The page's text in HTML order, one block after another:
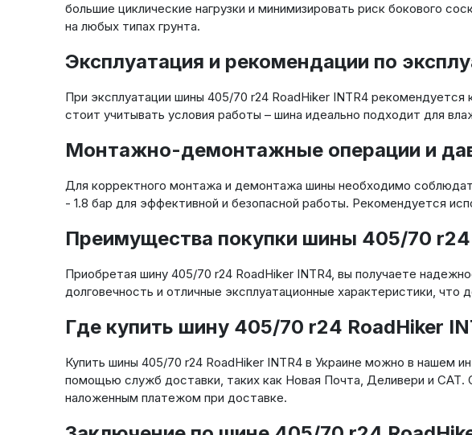
большие циклические нагрузки и минимизировать риск бокового
на любых типах грунта.
Эксплуатация и рекомендации по
При эксплуатации шины 405/70 r24 RoadHiker INTR4
стоит учитывать условия работы – шина идеально подходит для
Монтажно-демонтажные операции и
Для корректного монтажа и демонтажа шины необходимо
- 1.8 бар для эффективной и безопасной работы. Рекомендуется
Преимущества покупки шины 405/70 r24
Приобретая шину 405/70 r24 RoadHiker INTR4, вы получаете
долговечность и отличные эксплуатационные характеристики,
Где купить шину 405/70 r24 RoadHiker
Купить шины 405/70 r24 RoadHiker INTR4 в Украине можно в нашем
помощью служб доставки, таких как Новая Почта, Деливери и
наложенным платежом при доставке.